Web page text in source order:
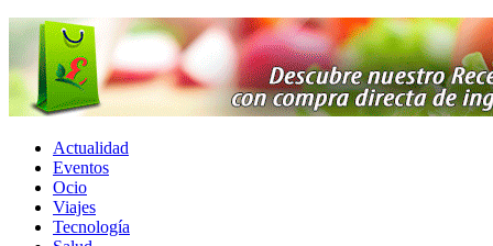
Actualidad
Eventos
Ocio
Viajes
Tecnología